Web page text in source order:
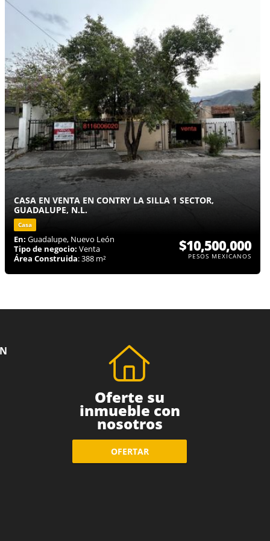
CASA EN VENTA EN CONTRY LA SILLA 1 SECTOR,
GUADALUPE, N.L.
Casa
En: Guadalupe, Nuevo León
Tipo de negocio: Venta
Área Construida: 388 m²
$10,500,000
PESOS MEXICANOS
Oferte su
inmueble con
nosotros
OFERTAR